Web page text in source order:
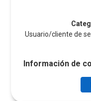
Usuario/cliente de
Información de